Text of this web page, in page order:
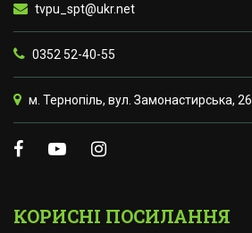
tvpu_spt@ukr.net
0352 52-40-55
м. Тернопіль, вул. Замонастирська, 26
КОРИСНІ ПОСИЛАННЯ